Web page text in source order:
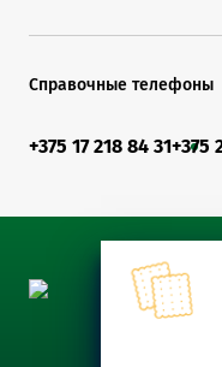
Справочные телефоны
+375 17 218 84 31+375